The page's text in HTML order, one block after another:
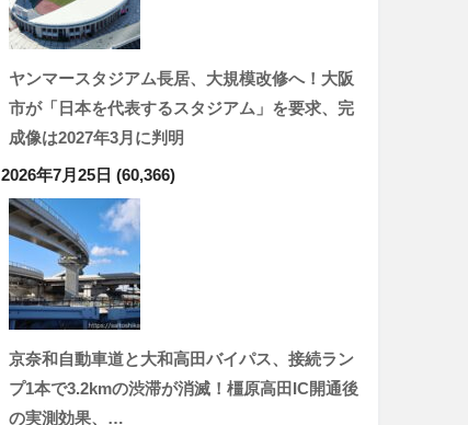
ヤンマースタジアム長居、大規模改修へ！大阪
市が「日本を代表するスタジアム」を要求、完
成像は2027年3月に判明
2026年7月25日 (60,366)
京奈和自動車道と大和高田バイパス、接続ラン
プ1本で3.2kmの渋滞が消滅！橿原高田IC開通後
の実測効果、…